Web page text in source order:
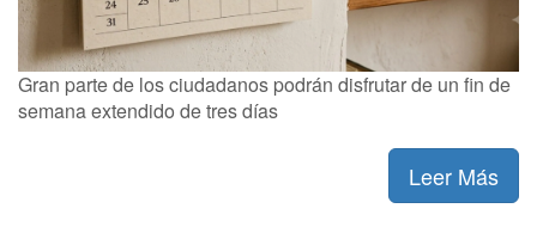
Gran parte de los ciudadanos podrán disfrutar de un fin de
semana extendido de tres días
Leer Más